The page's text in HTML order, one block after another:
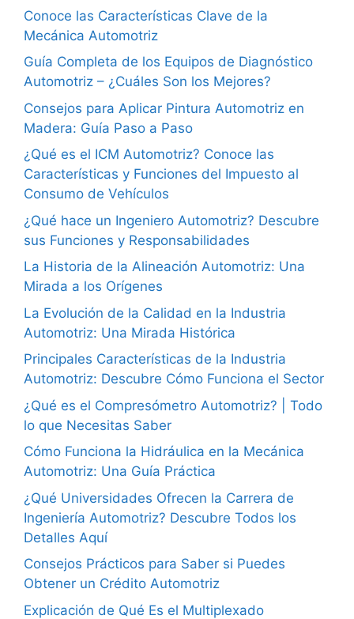
Conoce las Características Clave de la
Mecánica Automotriz
Guía Completa de los Equipos de Diagnóstico
Automotriz – ¿Cuáles Son los Mejores?
Consejos para Aplicar Pintura Automotriz en
Madera: Guía Paso a Paso
¿Qué es el ICM Automotriz? Conoce las
Características y Funciones del Impuesto al
Consumo de Vehículos
¿Qué hace un Ingeniero Automotriz? Descubre
sus Funciones y Responsabilidades
La Historia de la Alineación Automotriz: Una
Mirada a los Orígenes
La Evolución de la Calidad en la Industria
Automotriz: Una Mirada Histórica
Principales Características de la Industria
Automotriz: Descubre Cómo Funciona el Sector
¿Qué es el Compresómetro Automotriz? | Todo
lo que Necesitas Saber
Cómo Funciona la Hidráulica en la Mecánica
Automotriz: Una Guía Práctica
¿Qué Universidades Ofrecen la Carrera de
Ingeniería Automotriz? Descubre Todos los
Detalles Aquí
Consejos Prácticos para Saber si Puedes
Obtener un Crédito Automotriz
Explicación de Qué Es el Multiplexado